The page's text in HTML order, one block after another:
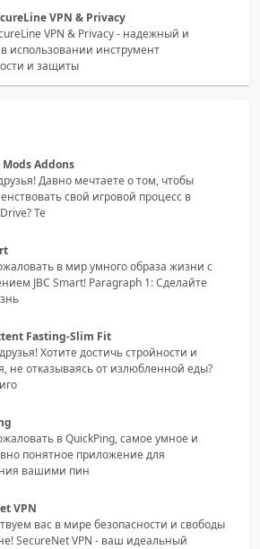
VPN & Privacy
VPN & Privacy - надежный и
использовании инструмент
и защиты
Addons
Давно мечтаете о том, чтобы
свой игровой процесс в
Те
в мир умного образа жизни с
JBC Smart! Paragraph 1: Сделайте
Fasting-Slim Fit
Хотите достичь стройности и
не отказываясь от излюбленной еды?
в QuickPing, самое умное и
понятное приложение для
вашими пин
VPN
вас в мире безопасности и свободы
SecureNet VPN - ваш идеальный